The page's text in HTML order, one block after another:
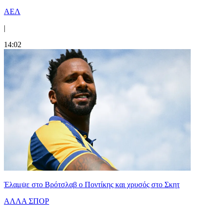
ΑΕΛ
|
14:02
Έλαμψε στο Βρότσλαβ ο Ποντίκης και χρυσός στο Σκητ
ΑΛΛΑ ΣΠΟΡ